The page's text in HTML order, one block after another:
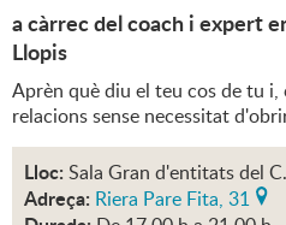
a càrrec del coach i expert
Llopis
Aprèn què diu el teu cos de tu
relacions sense necessitat
Lloc: Sala Gran d'entitats del
Adreça: Riera Pare Fita, 31